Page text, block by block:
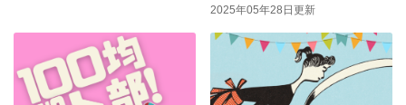
2025年05年28日更新